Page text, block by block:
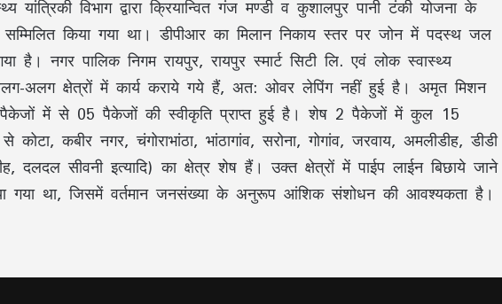
यांत्रिकी विभाग द्वारा क्रियान्वित गंज मण्डी व कुशालपुर पानी टंकी योजना के
किया गया था। डीपीआर का मिलान निकाय स्तर पर जोन में पदस्थ जल
है। नगर पालिक निगम रायपुर, रायपुर स्मार्ट सिटी लि. एवं लोक स्वास्थ्य
अलग-अलग क्षेत्रों में कार्य कराये गये हैं, अत: ओवर लेपिंग नहीं हुई है। अमृत मिशन
पैकेजों में से 05 पैकेजों की स्वीकृति प्राप्त हुई है। शेष 2 पैकेजों में कुल 15
कबीर नगर, चंगोराभांठा, भांठागांव, सरोना, गोगांव, जरवाय, अमलीडीह, डीडी
दलदल सीवनी इत्यादि) का क्षेत्र शेष हैं। उक्त क्षेत्रों में पाईप लाईन बिछाये जाने
गया था, जिसमें वर्तमान जनसंख्या के अनुरूप आंशिक संशोधन की आवश्यकता है।